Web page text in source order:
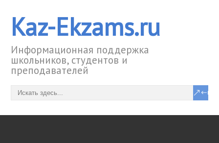
Kaz-Ekzams.ru
Информационная поддержка
школьников, студентов и
преподавателей